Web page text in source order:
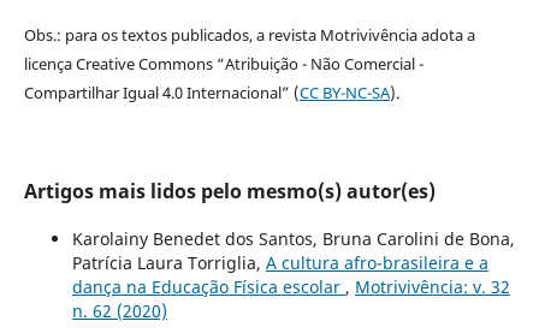
Obs.: para os textos publicados, a revista Motrivivência adota a
licença Creative Commons “Atribuição - Não Comercial -
Compartilhar Igual 4.0 Internacional” (CC BY-NC-SA).
Artigos mais lidos pelo mesmo(s) autor(es)
Karolainy Benedet dos Santos, Bruna Carolini de Bona,
Patrícia Laura Torriglia, A cultura afro-brasileira e a
dança na Educação Física escolar , Motrivivência: v. 32
n. 62 (2020)